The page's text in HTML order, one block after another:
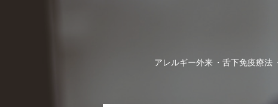
アレルギー外来 舌下免疫療法